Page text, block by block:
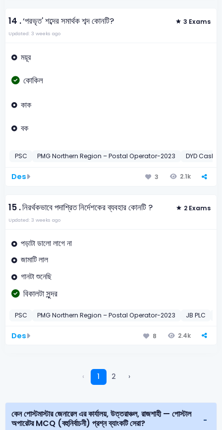
14 .‘পরভৃত' শব্দের সমার্থক শব্দ কোনটি? 3 Exams
Updated: 3 weeks ago
ময়ূর
কোকিল
কাক
বক
PSC PMG Northern Region – Postal Operator-2023 DYD
Des 3 2.1k
15 .নিরর্থকভাবে পদাশ্রিত নির্দেশকের ব্যবহার কোনটি ? 2 Exams
Updated: 3 weeks ago
পড়াটা ডালো লাগে না
জামাটি লাল
গানটা শুনেছি
বিকালটা সুন্দর
PSC PMG Northern Region – Postal Operator-2023 JB PLC
Des 8 2.4k
‹ 1 2 ›
কেন পোস্টমাস্টার জেনারেল এর কার্যালয়, উত্তরাঞ্চল, রাজশাহী — পোস্টাল
অপারেটর MCQ (বহুনির্বাচনী) প্রশ্ন ব্যাংকটি সেরা?